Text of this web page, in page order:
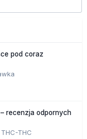
pod coraz
recenzja odpornych
THC